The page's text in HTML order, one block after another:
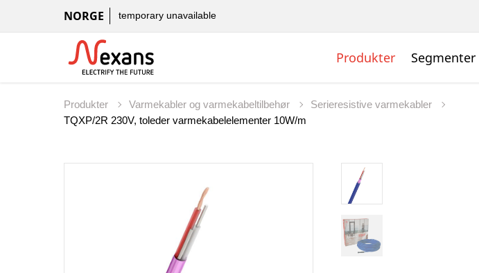
NORGE temporary unavailable
Produkter Segmenter
Produkter Varmekabler og varmekabeltilbehør
Serieresistive varmekabler
TQXP/2R 230V, toleder varmekabelelementer 10W/m